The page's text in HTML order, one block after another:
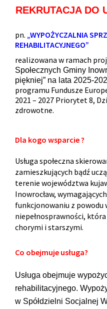
REKRUTACJA DO
pn. „WYPOŻYCZALNIA
REHABILITACYJNEGO”
realizowana w ramach
Społecznych Gminy
piękniej” na lata 2025-
programu Fundusze
2021 – 2027 Priorytet 8,
zdrowotne.
Dla kogo wsparcie ?
Usługa społeczna
zamieszkujących bądź
terenie województwa
Inowrocław,
funkcjonowaniu z powodu
niepełnosprawności,
chorymi i starszymi.
Co obejmuje usługa?
Usługa obejmuje
rehabilitacyjnego.
w Spółdzielni Socjalnej